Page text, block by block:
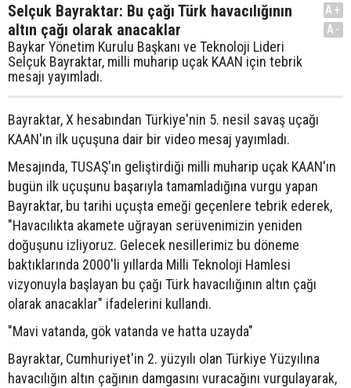
Selçuk Bayraktar: Bu çağı Türk havacılığının
altın çağı olarak anacaklar
Baykar Yönetim Kurulu Başkanı ve Teknoloji Lideri
Selçuk Bayraktar, milli muharip uçak KAAN için tebrik
mesajı yayımladı.
A+
A-
Bayraktar, X hesabından Türkiye'nin 5. nesil savaş uçağı
KAAN'ın ilk uçuşuna dair bir video mesaj yayımladı.
Mesajında, TUSAŞ'ın geliştirdiği milli muharip uçak KAAN'ın
bugün ilk uçuşunu başarıyla tamamladığına vurgu yapan
Bayraktar, bu tarihi uçuşta emeği geçenlere tebrik ederek,
"Havacılıkta akamete uğrayan serüvenimizin yeniden
doğuşunu izliyoruz. Gelecek nesillerimiz bu döneme
baktıklarında 2000'li yıllarda Milli Teknoloji Hamlesi
vizyonuyla başlayan bu çağı Türk havacılığının altın çağı
olarak anacaklar" ifadelerini kullandı.
"Mavi vatanda, gök vatanda ve hatta uzayda"
Bayraktar, Cumhuriyet'in 2. yüzyılı olan Türkiye Yüzyılına
havacılığın altın çağının damgasını vuracağını vurgulayarak,